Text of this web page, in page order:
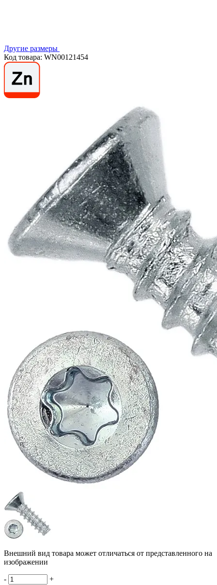
Другие размеры
Код товара: WN00121454
Внешний вид товара может отличаться от представленного на
изображении
- +